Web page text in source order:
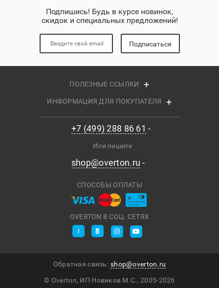
Подпишись! Будь в курсе новинок,
скидок и специальных предложений!
Подписаться
ПОЛЕЗНЫЕ ССЫЛКИ
ИНФОРМАЦИЯ ДЛЯ ПОКУПАТЕЛЯ
+7 (499) 288 86 61
Или пишите
shop@overton.ru
OVERTON В СОЦ. СЕТЯХ
СПОСОБЫ ОПЛАТЫ
© Overton, ИП Новиков М.С., 2005-2026
Обратная связь: shop@overton.ru